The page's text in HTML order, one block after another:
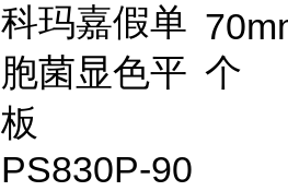
科玛嘉假单
胞菌显色平
板
个
PS830P-90